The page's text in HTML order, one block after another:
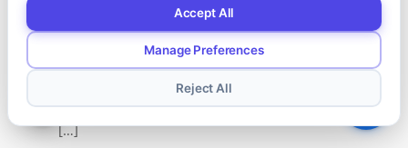
Montreal Welcomes Lebanese/American
Stand-Up Comedian | Nemr Abou Nassar
janvier 22, 2018 à 10:47 pm
[…] Les meilleurs spas à essayer à Montréal
[…]
Accept All
Manage Preferences
Reject All